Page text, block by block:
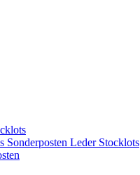
Sonderposten Leder Stocklots